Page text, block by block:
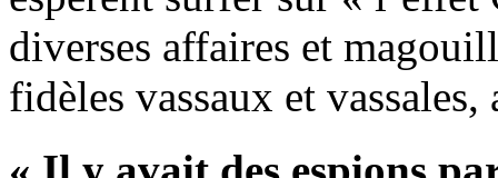
diverses affaires et
fidèles vassaux et